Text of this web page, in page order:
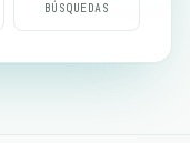
BÚSQUEDAS